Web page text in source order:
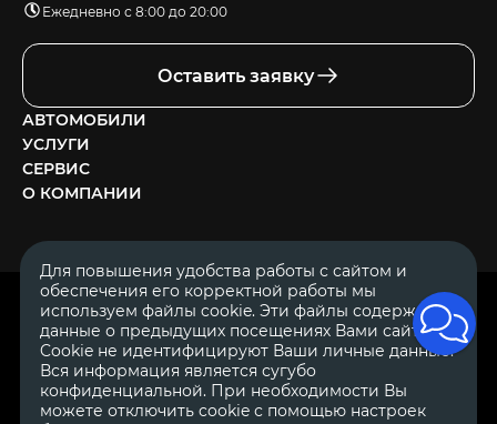
Ежедневно с 8:00 до 20:00
Оставить заявку
АВТОМОБИЛИ
УСЛУГИ
СЕРВИС
О КОМПАНИИ
© 2007—2026 «Диалог Авто» — автосалон. Все права защищены.
Обращаем Ваше внимание на то, что данный Интернет-сайт
носит исключительно информационный характер и ни при
каких условиях не является публичной офертой, определяемой
положениями Статьи 437 Гражданского Кодекса Российской
ОГРН 1111644005153
ИНН 1644062657
Для повышения удобства работы с сайтом и
обеспечения его корректной работы мы
используем файлы cookie. Эти файлы содержат
данные о предыдущих посещениях Вами сайта.
Cookie не идентифицируют Ваши личные данные.
Вся информация является сугубо
конфиденциальной. При необходимости Вы
можете отключить cookie с помощью настроек